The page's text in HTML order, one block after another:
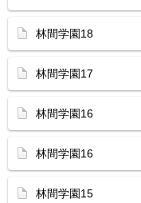
林間学園18
林間学園17
林間学園16
林間学園16
林間学園15